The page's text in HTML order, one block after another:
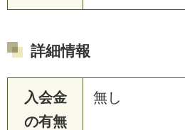
詳細情報
入会金
の有無
無し